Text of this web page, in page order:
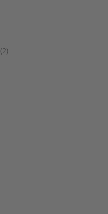
(2)